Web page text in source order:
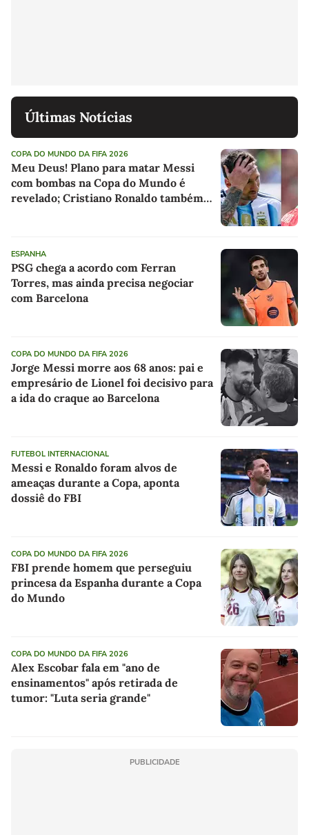
Últimas Notícias
COPA DO MUNDO DA FIFA 2026
Meu Deus! Plano para matar Messi
com bombas na Copa do Mundo é
revelado; Cristiano Ronaldo também
ESPANHA
PSG chega a acordo com Ferran
Torres, mas ainda precisa negociar
com Barcelona
COPA DO MUNDO DA FIFA 2026
Jorge Messi morre aos 68 anos: pai e
empresário de Lionel foi decisivo para
a ida do craque ao Barcelona
FUTEBOL INTERNACIONAL
Messi e Ronaldo foram alvos de
ameaças durante a Copa, aponta
dossiê do FBI
COPA DO MUNDO DA FIFA 2026
FBI prende homem que perseguiu
princesa da Espanha durante a Copa
do Mundo
COPA DO MUNDO DA FIFA 2026
Alex Escobar fala em "ano de
ensinamentos" após retirada de
tumor: "Luta seria grande"
PUBLICIDADE